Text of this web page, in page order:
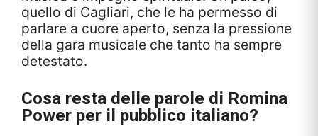
quello di Cagliari, che le ha permesso di
parlare a cuore aperto, senza la pressione
della gara musicale che tanto ha sempre
detestato.
Cosa resta delle parole di Romina
Power per il pubblico italiano?